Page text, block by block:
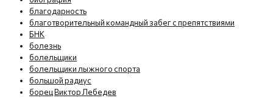
благодарность
благотворительный командный забег с препятствиями
БНК
болезнь
болельщики
болельщики лыжного спорта
большой радиус
борец Виктор Лебедев